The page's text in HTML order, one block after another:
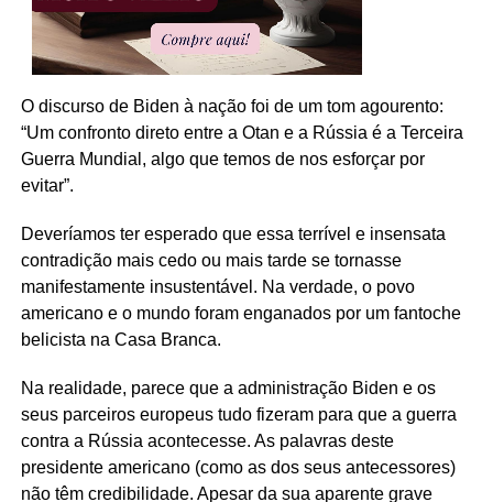
O discurso de Biden à nação foi de um tom agourento:
“Um confronto direto entre a Otan e a Rússia é a Terceira
Guerra Mundial, algo que temos de nos esforçar por
evitar”.
Deveríamos ter esperado que essa terrível e insensata
contradição mais cedo ou mais tarde se tornasse
manifestamente insustentável. Na verdade, o povo
americano e o mundo foram enganados por um fantoche
belicista na Casa Branca.
Na realidade, parece que a administração Biden e os
seus parceiros europeus tudo fizeram para que a guerra
contra a Rússia acontecesse. As palavras deste
presidente americano (como as dos seus antecessores)
não têm credibilidade. Apesar da sua aparente grave